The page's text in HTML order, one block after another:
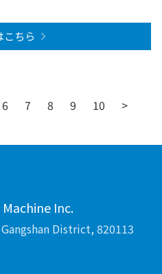
こちら
6 7 8 9 10 >Next
Inc.
District, 820113